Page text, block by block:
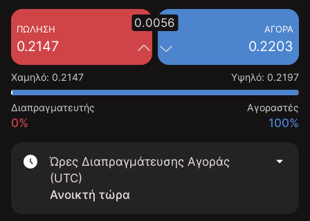
ΠΏΛΗΣΗ
0.2147
ΑΓΟΡΆ
0.2203
0.0056
Χαμηλό: 0.2147 Υψηλό: 0.2197
Διαπραγματευτής
0%
Αγοραστές
100%
Ώρες Διαπραγμάτευσης Αγοράς
(UTC)
Ανοικτή τώρα